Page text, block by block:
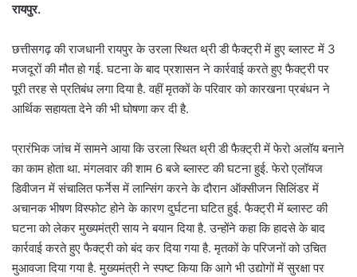
रायपुर.
छत्तीसगढ़ की राजधानी रायपुर के उरला स्थित थ्री डी फैक्ट्री में हुए ब्लास्ट में 3
मजदूरों की मौत हो गई. घटना के बाद प्रशासन ने कार्रवाई करते हुए फैक्ट्री पर
पूरी तरह से प्रतिबंध लगा दिया है. वहीं मृतकों के परिवार को कारखना प्रबंधन ने
आर्थिक सहायता देने की भी घोषणा कर दी है.
प्रारंभिक जांच में सामने आया कि उरला स्थित थ्री डी फैक्ट्री में फेरो अलॉय बनाने
का काम होता था. मंगलवार की शाम 6 बजे ब्लास्ट की घटना हुई. फेरो एलॉयज
डिवीजन में संचालित फर्नेस में लान्सिंग करने के दौरान ऑक्सीजन सिलिंडर में
अचानक भीषण विस्फोट होने के कारण दुर्घटना घटित हुई. फैक्ट्री में ब्लास्ट की
घटना को लेकर मुख्यमंत्री साय ने बयान दिया है. उन्होंने कहा कि हादसे के बाद
कार्रवाई करते हुए फैक्ट्री को बंद कर दिया गया है. मृतकों के परिजनों को उचित
मुआवजा दिया गया है. मुख्यमंत्री ने स्पष्ट किया कि आगे भी उद्योगों में सुरक्षा पर